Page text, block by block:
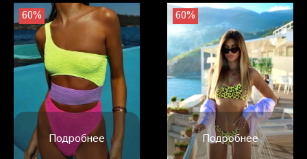
Подробнее
60%
Подробнее
60%